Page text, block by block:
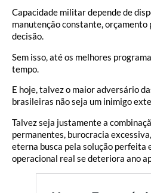
Capacidade militar depende de
manutenção constante,
decisão.
Sem isso, até os melhores
tempo.
E hoje, talvez o maior adversário
brasileiras não seja um inimigo
Talvez seja justamente a
permanentes, burocracia
eterna busca pela solução perfeita
operacional real se deteriora ano